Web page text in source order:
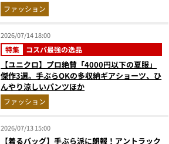
ファッション
2026/07/14 18:00
特集 コスパ最強の逸品
【ユニクロ】プロ絶賛「4000円以下の夏服」
傑作3選。手ぶらOKの多収納ギアショーツ、ひ
んやり涼しいパンツほか
ファッション
2026/07/13 15:00
【着るバッグ】手ぶら派に朗報！アントラック